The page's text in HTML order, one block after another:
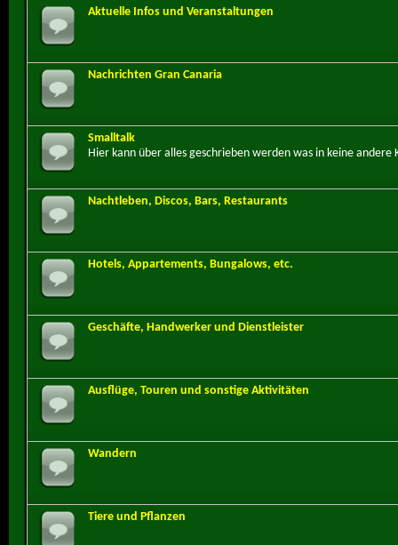
Aktuelle Infos und Veranstaltungen
Nachrichten Gran Canaria
Smalltalk
Hier kann über alles geschrieben werden was in keine andere
Nachtleben, Discos, Bars, Restaurants
Hotels, Appartements, Bungalows, etc.
Geschäfte, Handwerker und Dienstleister
Ausflüge, Touren und sonstige Aktivitäten
Wandern
Tiere und Pflanzen